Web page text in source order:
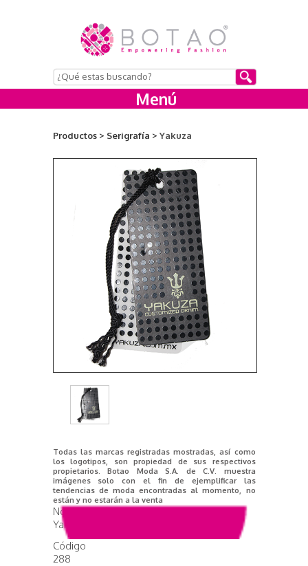
Menú
Productos > Serigrafía > Yakuza
Todas las marcas registradas mostradas, así como
los logotipos, son propiedad de sus respectivos
propietarios. Botao Moda S.A. de C.V. muestra
imágenes solo con el fin de ejemplificar las
tendencias de moda encontradas al momento, no
están y no estarán a la venta
Nombre del producto
Yakuza
Código
288